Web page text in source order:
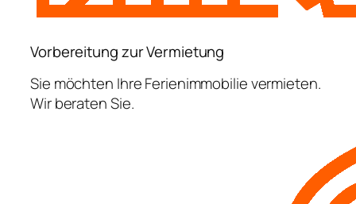
Vorbereitung zur Vermietung
Sie möchten Ihre Ferienimmobilie vermieten.
Wir beraten Sie.